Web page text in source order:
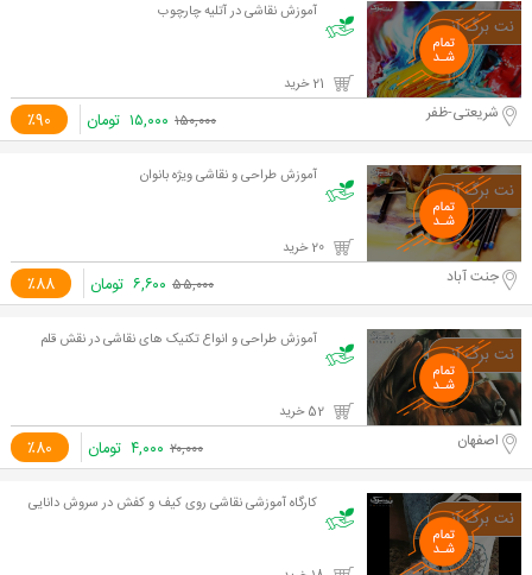
آموزش نقاشی در آتلیه چارچوب
٪90 شریعتی-ظفر ۱۵۰,۰۰۰ ۱۵,۰۰۰ تومان
آموزش طراحی و نقاشی ویژه بانوان
٪88 جنت آباد ۵۵,۰۰۰ ۶,۶۰۰ تومان
آموزش طراحی و انواع تکنیک های نقاشی در نقش قلم
٪80 اصفهان ۲۰,۰۰۰ ۴,۰۰۰ تومان
کارگاه آموزشی نقاشی روی کیف و کفش در سروش دانایی